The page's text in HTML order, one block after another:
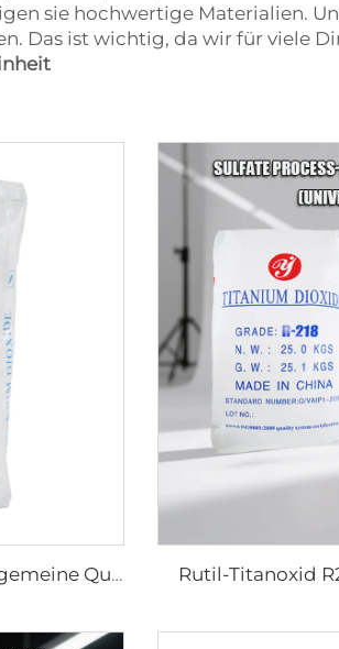
sie hochwertige Materialien.
Das ist wichtig, da wir für viele
Anatas-Titanoxid BA01-01 | Allgemeine Qualität Rutil-Titanoxid